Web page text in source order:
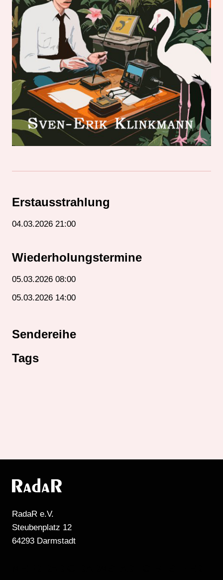
Erstausstrahlung
04.03.2026 21:00
Wiederholungstermine
05.03.2026 08:00
05.03.2026 14:00
Sendereihe
Tags
RadaR e.V.
Steubenplatz 12
64293 Darmstadt